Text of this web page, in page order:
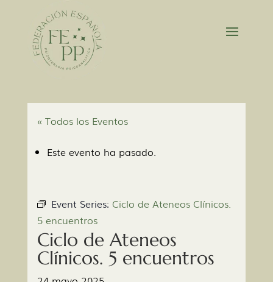
« Todos los Eventos
Este evento ha pasado.
Event Series: Ciclo de Ateneos Clínicos.
5 encuentros
Ciclo de Ateneos
Clínicos. 5 encuentros